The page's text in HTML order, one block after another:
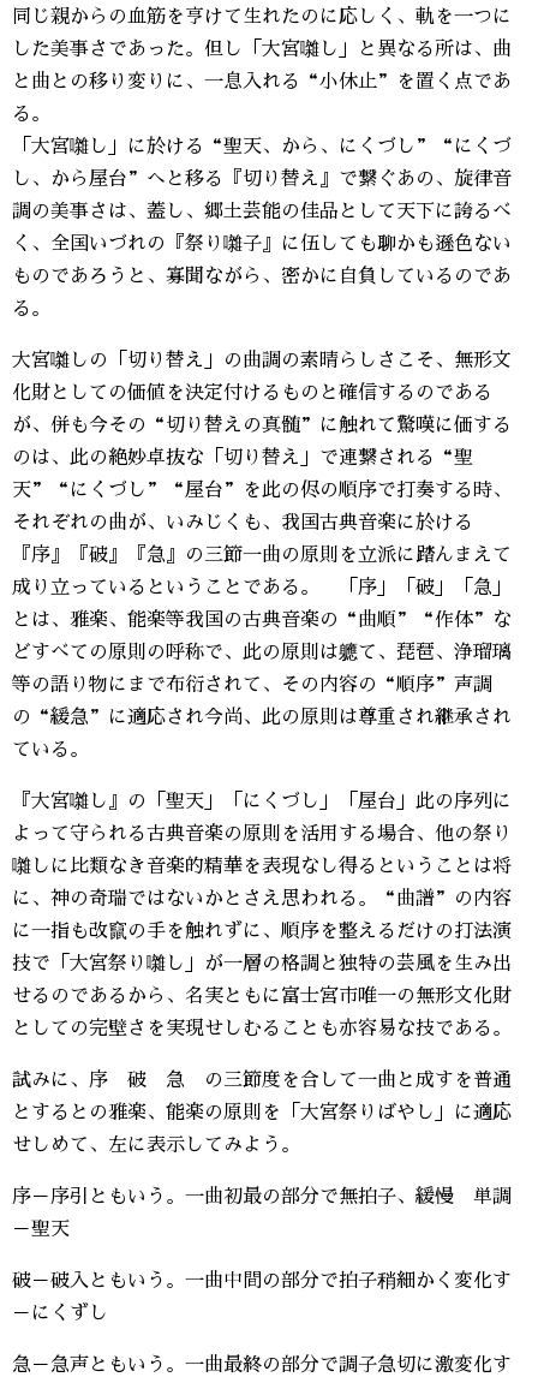
同じ親からの血筋を亨けて生れたのに応しく、軌を一つに
した美事さであった。但し「大宮囃し」と異なる所は、曲
と曲との移り変りに、一息入れる“小休止”を置く点であ
る。
「大宮囃し」に於ける“聖天、から、にくづし”“にくづ
し、から屋台”へと移る『切り替え』で繋ぐあの、旋律音
調の美事さは、蓋し、郷土芸能の佳品として天下に誇るべ
く、全国いづれの『祭り囃子』に伍しても聊かも遜色ない
ものであろうと、寡聞ながら、密かに自負しているのであ
る。
大宮囃しの「切り替え」の曲調の素晴らしさこそ、無形文
化財としての価値を決定付けるものと確信するのである
が、併も今その“切り替えの真髄”に触れて驚嘆に価する
のは、此の絶妙卓抜な「切り替え」で連繋される“聖
天”“にくづし”“屋台”を此の侭の順序で打奏する時、
それぞれの曲が、いみじくも、我国古典音楽に於ける
『序』『破』『急』の三節一曲の原則を立派に踏んまえて
成り立っているということである。 「序」「破」「急」
とは、雅楽、能楽等我国の古典音楽の“曲順”“作体”な
どすべての原則の呼称で、此の原則は軈て、琵琶、浄瑠璃
等の語り物にまで布衍されて、その内容の“順序”声調
の“緩急”に適応され今尚、此の原則は尊重され継承され
ている。
『大宮囃し』の「聖天」「にくづし」「屋台」此の序列に
よって守られる古典音楽の原則を活用する場合、他の祭り
囃しに比類なき音楽的精華を表現なし得るということは将
に、神の奇瑞ではないかとさえ思われる。“曲譜”の内容
に一指も改竄の手を触れずに、順序を整えるだけの打法演
技で「大宮祭り囃し」が一層の格調と独特の芸風を生み出
せるのであるから、名実ともに富士宮市唯一の無形文化財
としての完壁さを実現せしむることも亦容易な技である。
試みに、序 破 急 の三節度を合して一曲と成すを普通
とするとの雅楽、能楽の原則を「大宮祭りばやし」に適応
せしめて、左に表示してみよう。
序－序引ともいう。一曲初最の部分で無拍子、緩慢 単調
－聖天
破－破入ともいう。一曲中間の部分で拍子稍細かく変化す
－にくずし
急－急声ともいう。一曲最終の部分で調子急切に激変化す